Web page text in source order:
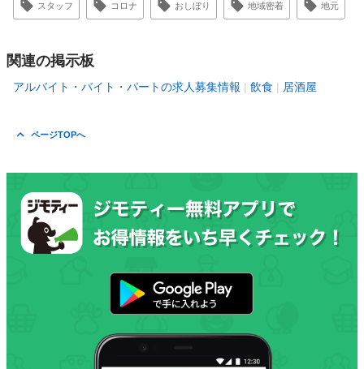
スタッフ コロナ おしぼり 地域密着 地元
関連の掲示板
アルバイト・バイト・パートの求人募集情報 飲食 居酒屋
ページTOPへ